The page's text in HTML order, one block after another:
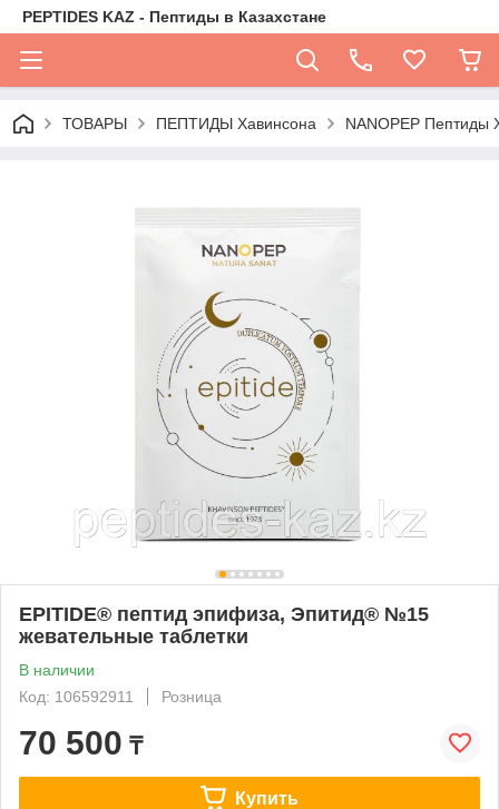
PEPTIDES KAZ - Пептиды в Казахстане
ТОВАРЫ ПЕПТИДЫ Хавинсона NANOPEP Пептиды
EPITIDE® пептид эпифиза, Эпитид® №15
жевательные таблетки
В наличии
Код: 106592911
Розница
70 500 ₸
Купить